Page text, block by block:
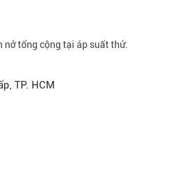
nở tổng cộng tại áp suất thử.
TP. HCM